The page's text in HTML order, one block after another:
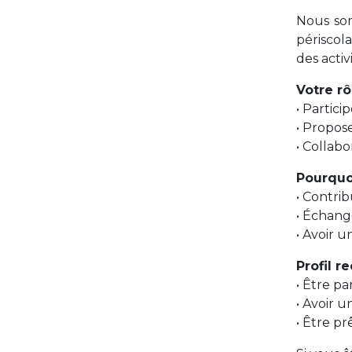
Nous
des
Votre
•
•
•
•
•
• Avoir
Profil
• Être
• Avoir
• Être